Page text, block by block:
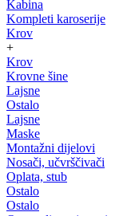
Kabina
Kompleti karoserije
Krov
+
Krov
Krovne šine
Lajsne
Ostalo
Lajsne
Maske
Montažni dijelovi
Nosači, učvrščivači
Oplata, stub
Ostalo
Ostalo